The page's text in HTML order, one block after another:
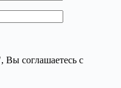
соглашаетесь с